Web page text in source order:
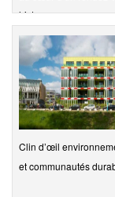
histo…
Clin d’œil
et communautés